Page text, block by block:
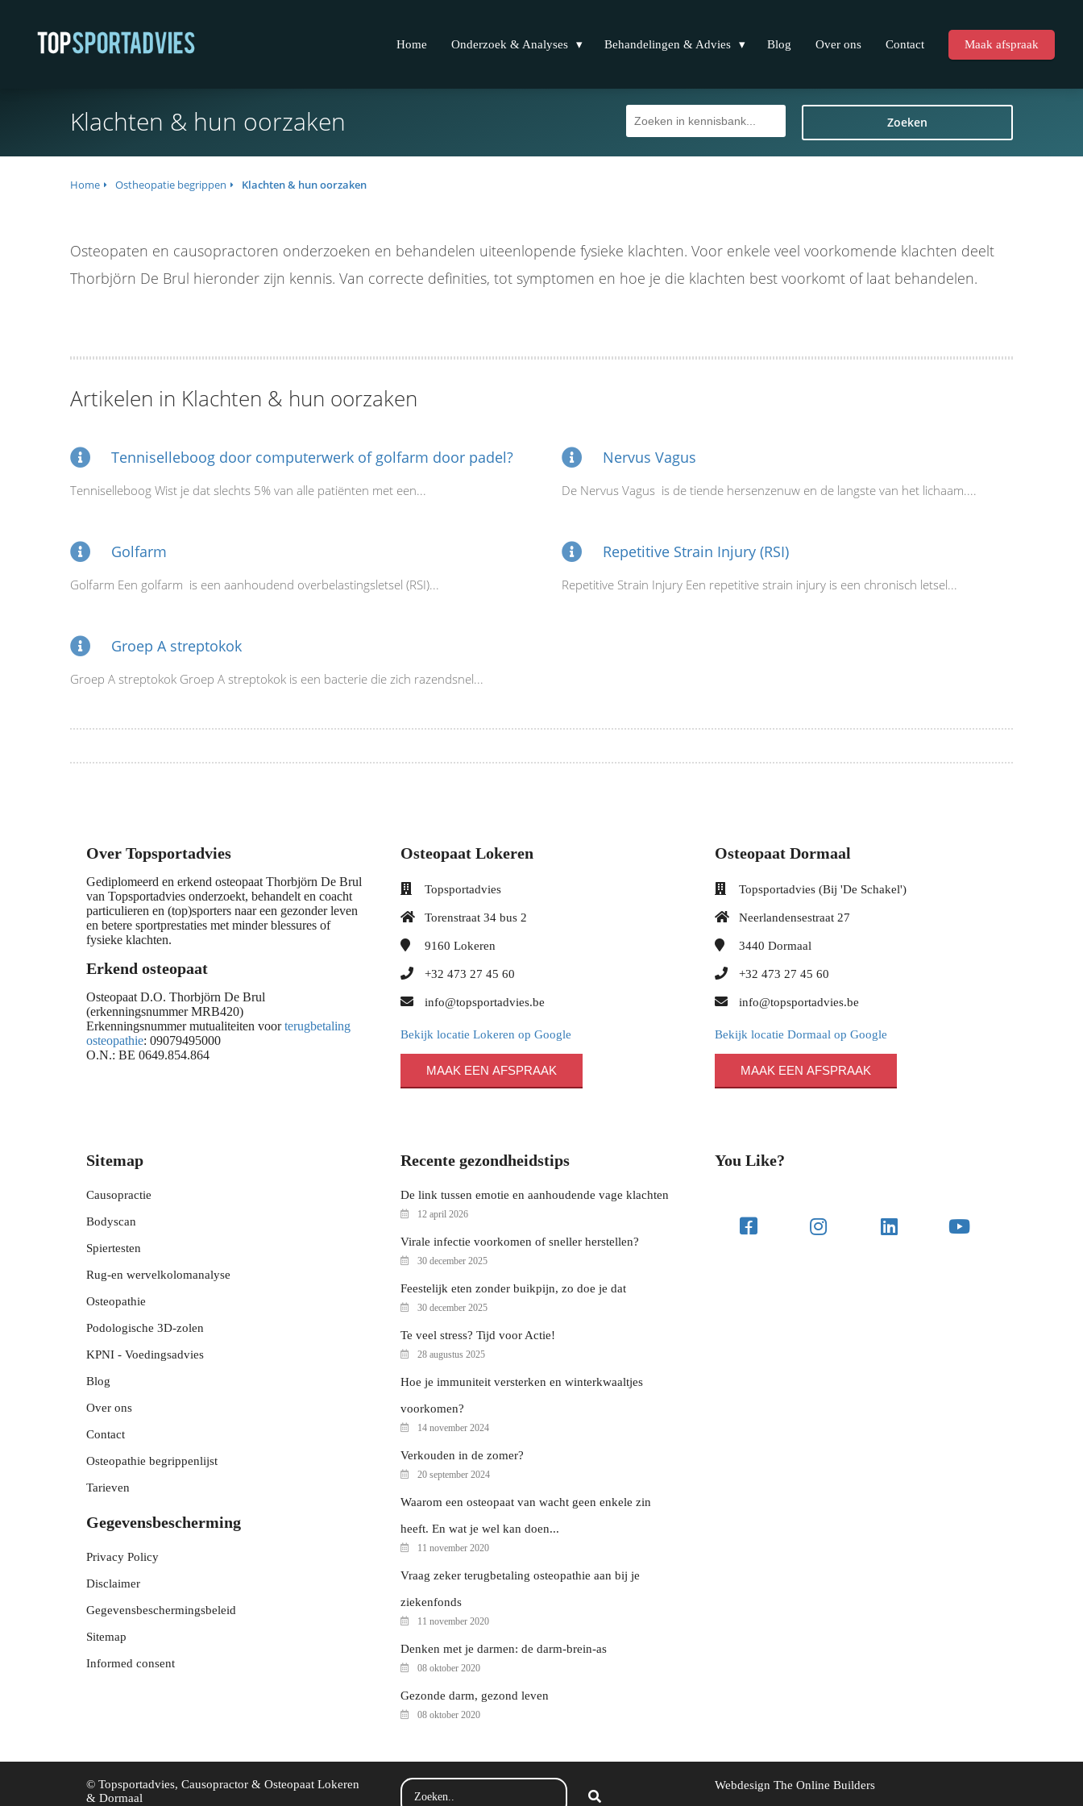
Home Onderzoek & Analyses Behandelingen & Advies Blog Over ons Contact Maak afspraak
Klachten & hun oorzaken Zoeken
Home Ostheopatie begrippen Klachten & hun oorzaken
Osteopaten en causopractoren onderzoeken en behandelen uiteenlopende fysieke klachten. Voor enkele veel voorkomende klachten deelt
Thorbjörn De Brul hieronder zijn kennis. Van correcte definities, tot symptomen en hoe je die klachten best voorkomt of laat behandelen.
Artikelen in Klachten & hun oorzaken
Tenniselleboog door computerwerk of golfarm door padel?
Tenniselleboog Wist je dat slechts 5% van alle patiënten met een...
Nervus Vagus
De Nervus Vagus is de tiende hersenzenuw en de langste van het lichaam....
Golfarm
Golfarm Een golfarm is een aanhoudend overbelastingsletsel (RSI)...
Repetitive Strain Injury (RSI)
Repetitive Strain Injury Een repetitive strain injury is een chronisch letsel...
Groep A streptokok
Groep A streptokok Groep A streptokok is een bacterie die zich razendsnel...
Over Topsportadvies
Gediplomeerd en erkend osteopaat Thorbjörn De Brul
van Topsportadvies onderzoekt, behandelt en coacht
particulieren en (top)sporters naar een gezonder leven
en betere sportprestaties met minder blessures of
fysieke klachten.
Erkend osteopaat
Osteopaat D.O. Thorbjörn De Brul
(erkenningsnummer MRB420)
Erkenningsnummer mutualiteiten voorterugbetaling
osteopathie: 09079495000
O.N.: BE 0649.854.864
Osteopaat Lokeren
Topsportadvies
Torenstraat 34 bus 2
9160 Lokeren
+32 473 27 45 60
info@topsportadvies.be
Bekijk locatie Lokeren op Google
MAAK EEN AFSPRAAK
Osteopaat Dormaal
Topsportadvies (Bij 'De Schakel')
Neerlandensestraat 27
3440 Dormaal
+32 473 27 45 60
info@topsportadvies.be
Bekijk locatie Dormaal op Google
MAAK EEN AFSPRAAK
Sitemap
Causopractie
Bodyscan
Spiertesten
Rug-en wervelkolomanalyse
Osteopathie
Podologische 3D-zolen
KPNI - Voedingsadvies
Blog
Over ons
Contact
Osteopathie begrippenlijst
Tarieven
Gegevensbescherming
Privacy Policy
Disclaimer
Gegevensbeschermingsbeleid
Sitemap
Informed consent
Recente gezondheidstips
De link tussen emotie en aanhoudende vage klachten
12 april 2026
Virale infectie voorkomen of sneller herstellen?
30 december 2025
Feestelijk eten zonder buikpijn, zo doe je dat
30 december 2025
Te veel stress? Tijd voor Actie!
28 augustus 2025
Hoe je immuniteit versterken en winterkwaaltjes
voorkomen?
14 november 2024
Verkouden in de zomer?
20 september 2024
Waarom een osteopaat van wacht geen enkele zin
heeft. En wat je wel kan doen...
11 november 2020
Vraag zeker terugbetaling osteopathie aan bij je
ziekenfonds
11 november 2020
Denken met je darmen: de darm-brein-as
08 oktober 2020
Gezonde darm, gezond leven
08 oktober 2020
You Like?
© Topsportadvies, Causopractor & Osteopaat Lokeren
& Dormaal
Webdesign The Online Builders